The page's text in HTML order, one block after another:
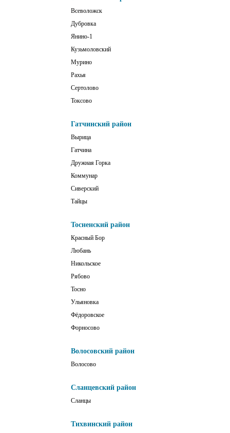
Всеволожск
Дубровка
Янино-1
Кузьмоловский
Мурино
Рахья
Сертолово
Токсово
Гатчинский район
Вырица
Гатчина
Дружная Горка
Коммунар
Сиверский
Тайцы
Тосненский район
Красный Бор
Любань
Никольское
Рябово
Тосно
Ульяновка
Фёдоровское
Форносово
Волосовский район
Волосово
Сланцевский район
Сланцы
Тихвинский район